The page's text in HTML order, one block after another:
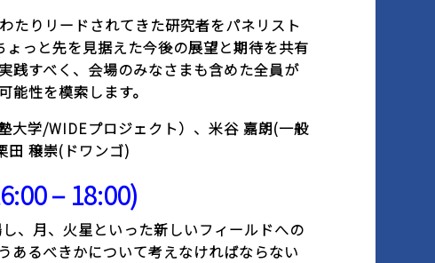
たりリードされてきた研究者をパネリスト
っと先を見据えた今後の展望と期待を共有
践すべく、会場のみなさまも含めた全員が
性を模索します。
大学/WIDEプロジェクト）、米谷 嘉朗(一般
田 穣崇(ドワンゴ)
– 18:00)
、月、火星といった新しいフィールドへの
あるべきかについて考えなければならない